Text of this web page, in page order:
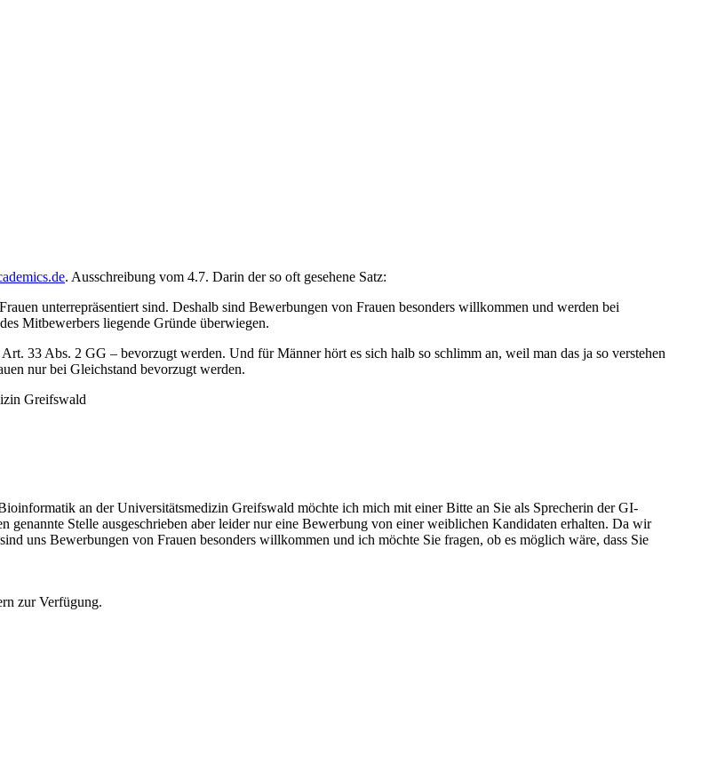
. Ausschreibung vom 4.7. Darin der so oft gesehene Satz:
unterrepräsentiert sind. Deshalb sind Bewerbungen von Frauen besonders willkommen und werden bei
Mitbewerbers liegende Gründe überwiegen.
33 Abs. 2 GG – bevorzugt werden. Und für Männer hört es sich halb so schlimm an, weil man das ja so verstehen
nur bei Gleichstand bevorzugt werden.
Greifswald
an der Universitätsmedizin Greifswald möchte ich mich mit einer Bitte an Sie als Sprecherin der GI-
Stelle ausgeschrieben aber leider nur eine Bewerbung von einer weiblichen Kandidaten erhalten. Da wir
uns Bewerbungen von Frauen besonders willkommen und ich möchte Sie fragen, ob es möglich wäre, dass Sie
zur Verfügung.